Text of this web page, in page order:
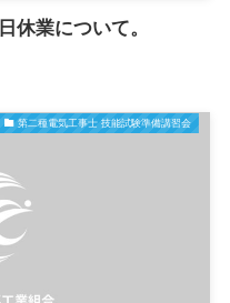
休業について。
第二種電気工事士 技能試験準備講習会